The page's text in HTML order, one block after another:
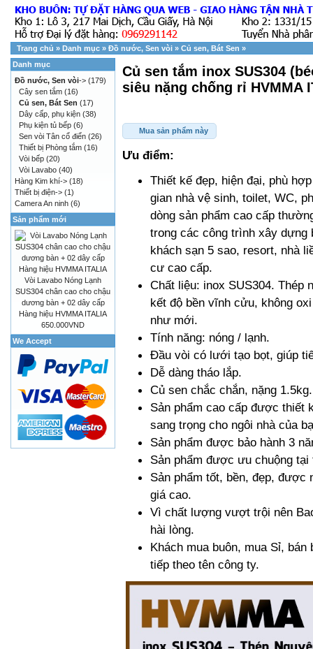
Trang chủ » Danh mục » Đồ nước, Sen vòi » Củ sen, Bát Sen »
Củ sen tắm inox SUS304
siêu nặng chống rỉ HVMMA
Mua sản phẩm này
Ưu điểm:
Thiết kế đẹp, hiện đại, phù
gian nhà vệ sinh, toilet, WC,
dòng sản phẩm cao cấp
trong các công trình xây dựng
khách sạn 5 sao, resort, nhà
cư cao cấp.
Chất liệu: inox SUS304. Thép
kết độ bền vĩnh cửu, không
như mới.
Tính năng: nóng / lạnh.
Đầu vòi có lưới tạo bọt, giúp
Dễ dàng tháo lắp.
Củ sen chắc chắn, nặng 1.5kg.
Sản phẩm cao cấp được thiết
sang trọng cho ngôi nhà của
Sản phẩm được bảo hành 3
Sản phẩm được ưu chuộng
Sản phẩm tốt, bền, đẹp, được
giá cao.
Vì chất lượng vượt trội nên
hài lòng.
Khách mua buôn, mua Sỉ,
tiếp theo tên công ty.
Danh mục
Đồ nước, Sen vòi-> (179)
Cây sen tắm (16)
Củ sen, Bát Sen (17)
Dây cấp, phụ kiện (38)
Phụ kiện tủ bếp (6)
Sen vòi Tân cổ điển (26)
Thiết bị Phòng tắm (16)
Vòi bếp (20)
Vòi Lavabo (40)
Hàng Kim khí-> (18)
Thiết bị điện-> (1)
Camera An ninh (6)
Sản phẩm mới
Vòi Lavabo Nóng Lạnh
SUS304 chân cao cho chậu
dương bàn + 02 dây cấp
Hàng hiệu HVMMA ITALIA
650.000VND
We Accept